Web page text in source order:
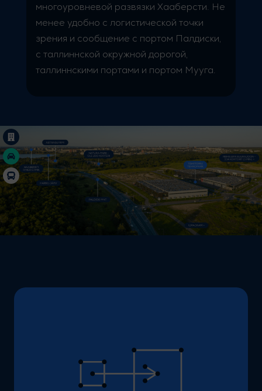
многоуровневой развязки Хааберсти. Не
менее удобно с логистической точки
зрения и сообщение с портом Палдиски,
с таллиннской окружной дорогой,
таллиннскими портами и портом Мууга.